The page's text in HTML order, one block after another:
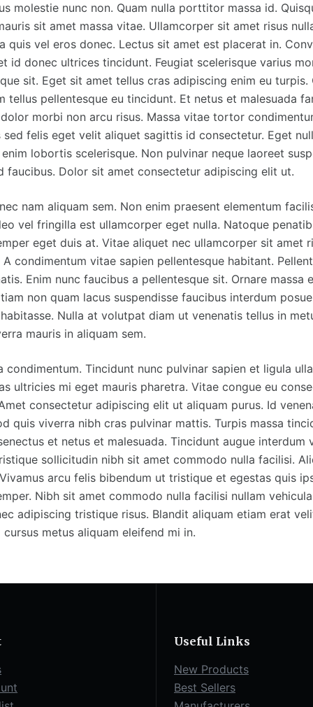
molestie nunc non. Quam nulla porttitor massa id.
sit amet massa vitae. Ullamcorper sit amet risus
quis vel eros donec. Lectus sit amet est placerat in.
id donec ultrices tincidunt. Feugiat scelerisque varius
sit. Eget sit amet tellus cras adipiscing enim eu turpis.
tellus pellentesque eu tincidunt. Et netus et malesuada
morbi non arcu risus. Massa vitae tortor
sed felis eget velit aliquet sagittis id consectetur. Eget
lobortis scelerisque. Non pulvinar neque laoreet
faucibus. Dolor sit amet consectetur adipiscing elit ut.
nam aliquam sem. Non enim praesent elementum
vel fringilla est ullamcorper eget nulla. Natoque
eget duis at. Vitae aliquet nec ullamcorper sit amet
condimentum vitae sapien pellentesque habitant.
Enim nunc faucibus a pellentesque sit. Ornare massa
non quam lacus suspendisse faucibus interdum
Nulla at volutpat diam ut venenatis tellus in
mauris in aliquam sem.
condimentum. Tincidunt nunc pulvinar sapien et ligula
ultricies mi eget mauris pharetra. Vitae congue eu
consectetur adipiscing elit ut aliquam purus. Id
quis viverra nibh cras pulvinar mattis. Turpis massa
et netus et malesuada. Tincidunt augue interdum
sollicitudin nibh sit amet commodo nulla facilisi.
arcu felis bibendum ut tristique et egestas quis
Nibh sit amet commodo nulla facilisi nullam
adipiscing tristique risus. Blandit aliquam etiam erat
metus aliquam eleifend mi in.
Useful Links
New Products
Best Sellers